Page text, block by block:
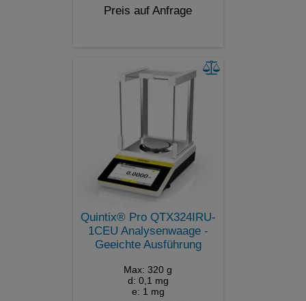
Preis auf Anfrage
Quintix® Pro QTX324IRU-
1CEU Analysenwaage -
Geeichte Ausführung
Max: 320 g
d: 0,1 mg
e: 1 mg